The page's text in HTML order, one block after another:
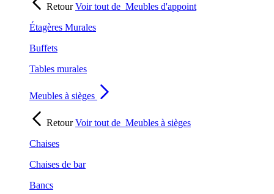
RetourVoir tout de Meubles d'appoint
Étagères Murales
Buffets
Tables murales
Meubles à sièges
RetourVoir tout de Meubles à sièges
Chaises
Chaises de bar
Bancs